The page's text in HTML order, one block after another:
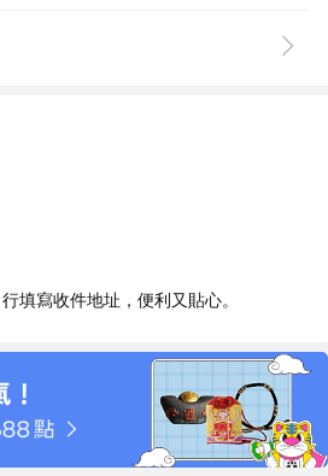
填寫收件地址，便利又貼心。